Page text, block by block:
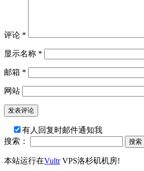
评论 *
显示名称 *
邮箱 *
网站
有人回复时邮件通知我
搜索：
本站运行在VultrVPS洛杉矶机房!